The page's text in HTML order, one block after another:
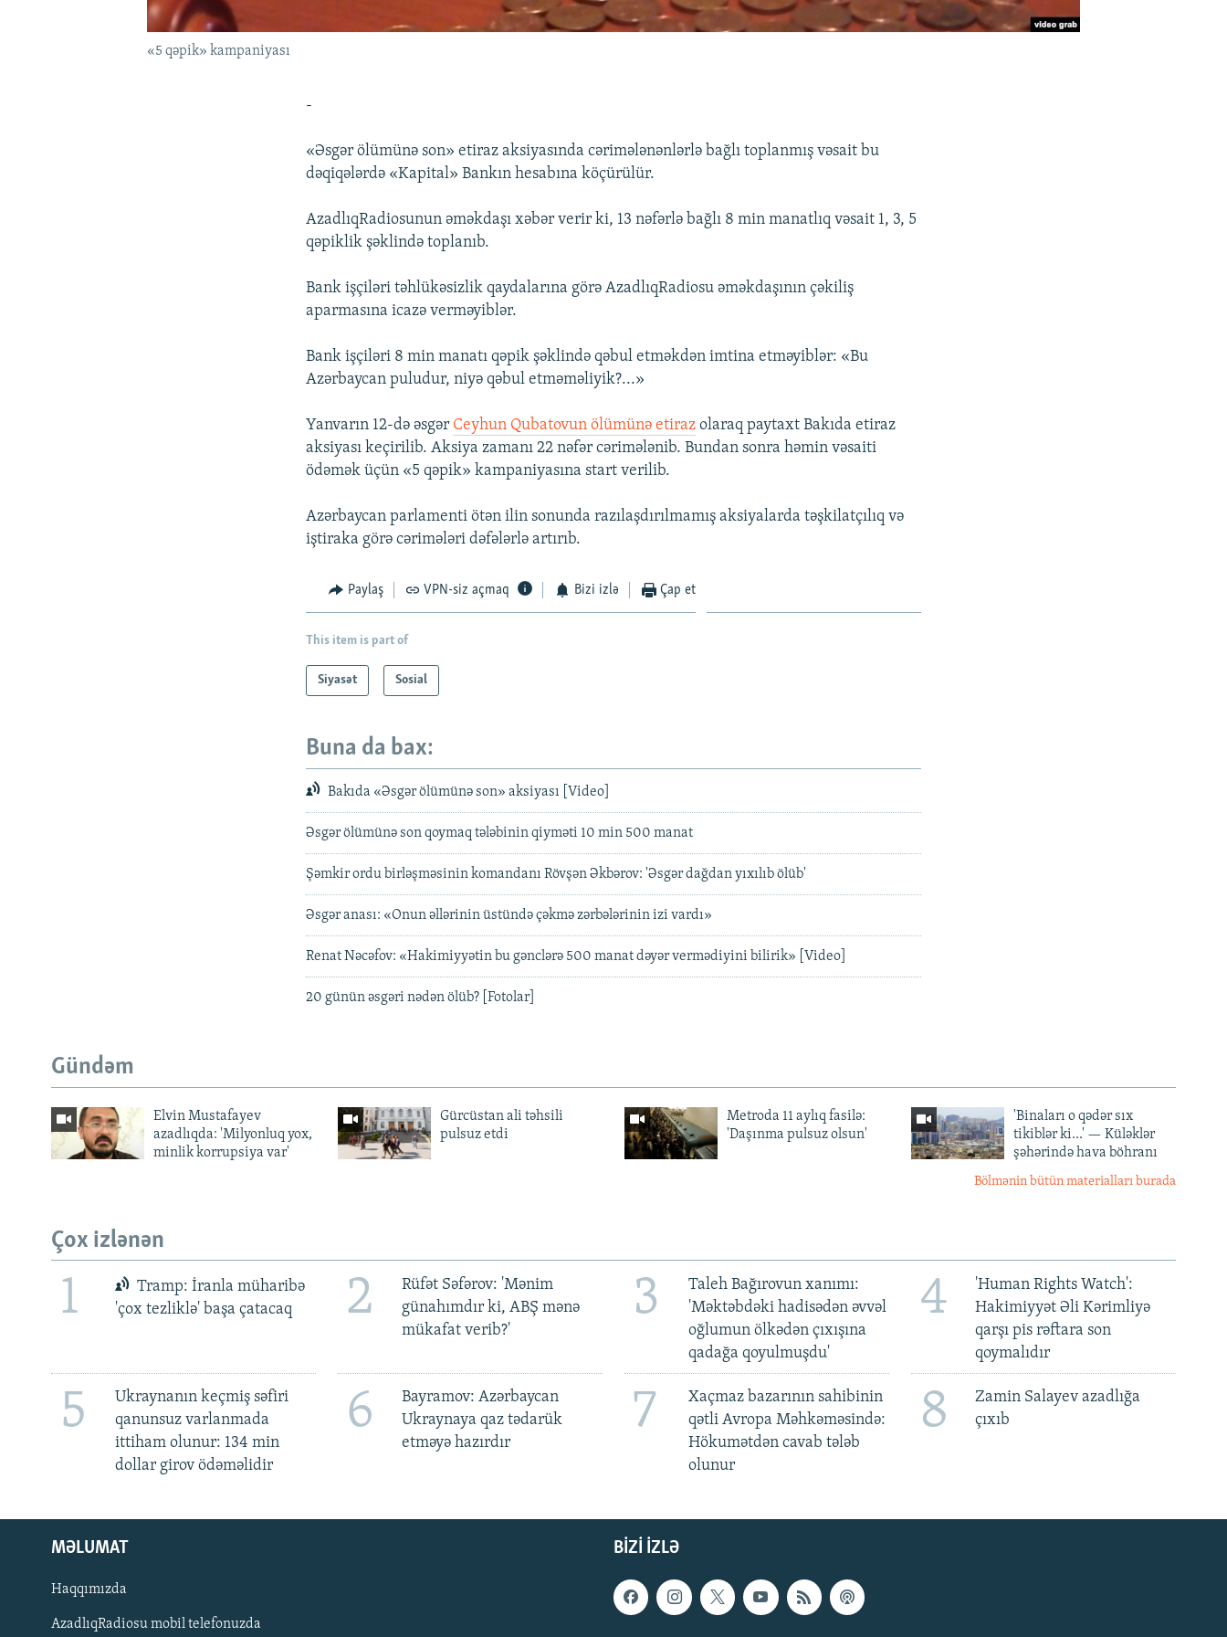
«5 qəpik» kampaniyası
-
«Əsgər ölümünə son» etiraz aksiyasında cərimələnənlərlə bağlı toplanmış vəsait bu
dəqiqələrdə «Kapital» Bankın hesabına köçürülür.
AzadlıqRadiosunun əməkdaşı xəbər verir ki, 13 nəfərlə bağlı 8 min manatlıq vəsait 1, 3, 5
qəpiklik şəklində toplanıb.
Bank işçiləri təhlükəsizlik qaydalarına görə AzadlıqRadiosu əməkdaşının çəkiliş
aparmasına icazə verməyiblər.
Bank işçiləri 8 min manatı qəpik şəklində qəbul etməkdən imtina etməyiblər: «Bu
Azərbaycan puludur, niyə qəbul etməməliyik?...»
Yanvarın 12-də əsgər Ceyhun Qubatovun ölümünə etiraz olaraq paytaxt Bakıda etiraz
aksiyası keçirilib. Aksiya zamanı 22 nəfər cərimələnib. Bundan sonra həmin vəsaiti
ödəmək üçün «5 qəpik» kampaniyasına start verilib.
Azərbaycan parlamenti ötən ilin sonunda razılaşdırılmamış aksiyalarda təşkilatçılıq və
iştiraka görə cərimələri dəfələrlə artırıb.
Paylaş VPN-siz açmaq Bizi izlə Çap et
This item is part of
Siyasət Sosial
Buna da bax:
Bakıda «Əsgər ölümünə son» aksiyası [Video]
Əsgər ölümünə son qoymaq tələbinin qiyməti 10 min 500 manat
Şəmkir ordu birləşməsinin komandanı Rövşən Əkbərov: 'Əsgər dağdan yıxılıb ölüb'
Əsgər anası: «Onun əllərinin üstündə çəkmə zərbələrinin izi vardı»
Renat Nəcəfov: «Hakimiyyətin bu gənclərə 500 manat dəyər vermədiyini bilirik» [Video]
20 günün əsgəri nədən ölüb? [Fotolar]
Gündəm
Elvin Mustafayev
azadlıqda: 'Milyonluq yox,
minlik korrupsiya var'
Gürcüstan ali təhsili
pulsuz etdi
Metroda 11 aylıq fasilə:
'Daşınma pulsuz olsun'
'Binaları o qədər sıx
tikiblər ki...' — Küləklər
şəhərində hava böhranı
Bölmənin bütün materialları burada
Çox izlənən
1
Tramp: İranla müharibə
'çox tezliklə' başa çatacaq
2
Rüfət Səfərov: 'Mənim
günahımdır ki, ABŞ mənə
mükafat verib?'
3
Taleh Bağırovun xanımı:
'Məktəbdəki hadisədən əvvəl
oğlumun ölkədən çıxışına
qadağa qoyulmuşdu'
4
'Human Rights Watch':
Hakimiyyət Əli Kərimliyə
qarşı pis rəftara son
qoymalıdır
5
Ukraynanın keçmiş səfiri
qanunsuz varlanmada
ittiham olunur: 134 min
dollar girov ödəməlidir
6
Bayramov: Azərbaycan
Ukraynaya qaz tədarük
etməyə hazırdır
7
Xaçmaz bazarının sahibinin
qətli Avropa Məhkəməsində:
Hökumətdən cavab tələb
olunur
8
Zamin Salayev azadlığa
çıxıb
BIZI IZLƏ
MƏLUMAT
Haqqımızda
AzadlıqRadiosu mobil telefonuzda